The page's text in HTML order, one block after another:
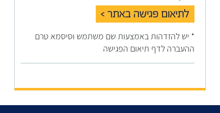
* יש להזדהות באמצעות שם משתמש וסיסמא טרם
ההעברה לדף תיאום הפגישה